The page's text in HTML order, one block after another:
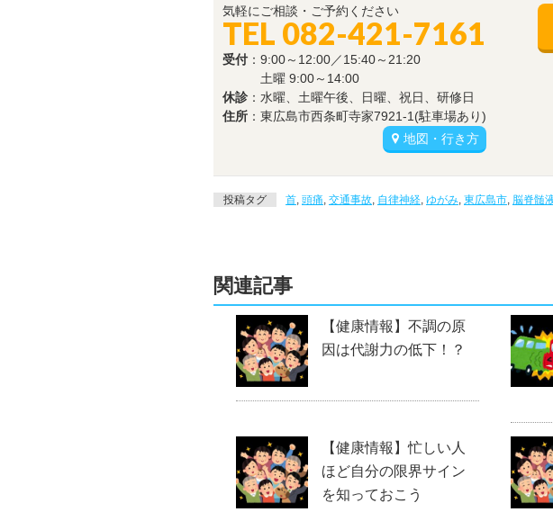
気軽にご相談・ご予約ください
TEL 082-421-7161
受付 ：9:00～12:00／15:40～21:20
土曜 9:00～14:00
休診 ：水曜、土曜午後、日曜、祝日、研修日
住所 ：東広島市西条町寺家7921-1(駐車場あり)
地図・行き方
投稿タグ 首, 頭痛, 交通事故, 自律神経, ゆがみ, 東広島市, 脳脊髄
関連記事
【健康情報】不調の原
因は代謝力の低下！？
【健康情報】忙しい人
ほど自分の限界サイン
を知っておこう